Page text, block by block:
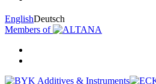
EnglishDeutsch
Members of